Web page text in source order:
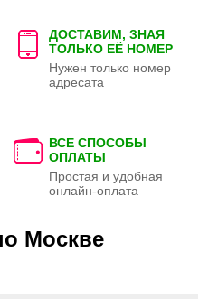
ДОСТАВИМ, ЗНАЯ
ТОЛЬКО ЕЁ НОМЕР
Нужен только номер
адресата
ВСЕ СПОСОБЫ
ОПЛАТЫ
Простая и удобная
онлайн-оплата
Москве